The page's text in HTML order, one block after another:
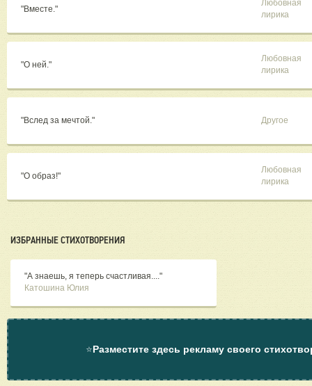
"Вместе."
Любовная
лирика
"О ней."
Любовная
лирика
"​Вслед за мечтой." Другое
"О образ!"
Любовная
лирика
ИЗБРАННЫЕ СТИХОТВОРЕНИЯ
"А знаешь, я теперь счастливая...."
Катошина Юлия
⭐Разместите здесь рекламу своего